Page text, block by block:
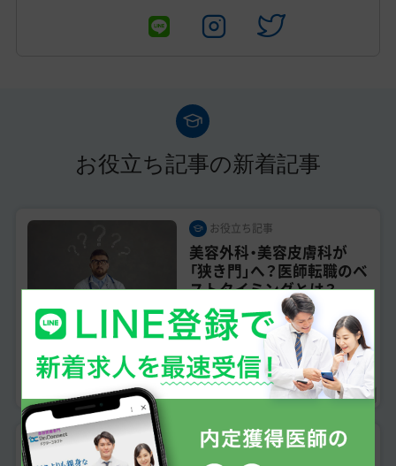
お役立ち記事の新着記事
お役立ち記事
美容外科・美容皮膚科が
「狭き門」へ？医師転職のベ
ストタイミングとは？
2026/04/27
美容医療への転職を検討しており、最適なタイミングを知りた
い医師 人気クリニックへの内定を目指し、事前準備を始めた
「直美」はひっ...
お役立ち記事